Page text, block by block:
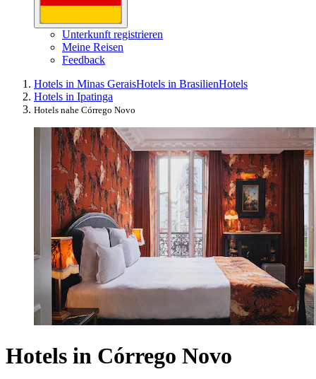
Unterkunft registrieren
Meine Reisen
Feedback
Hotels in Minas GeraisHotels in BrasilienHotels
Hotels in Ipatinga
Hotels nahe Córrego Novo
Hotels in Córrego Novo